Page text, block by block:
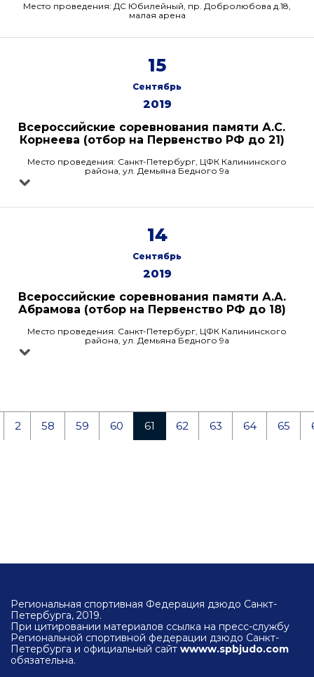
Место проведения: ДС Юбилейный, пр. Добролюбова д.18,
малая арена
15
Сентябрь
2019
Всероссийские соревнования памяти А.С.
Корнеева (отбор на Первенство РФ до 21)
Место проведения: Санкт-Петербург, ЦФК Калининского
района, ул. Демьяна Бедного 9а
14
Сентябрь
2019
Всероссийские соревнования памяти А.А.
Абрамова (отбор на Первенство РФ до 18)
Место проведения: Санкт-Петербург, ЦФК Калининского
района, ул. Демьяна Бедного 9а
2 58 59 60 61 62 63 64 65
Региональная спортивная Федерация дзюдо Санкт-
Петербурга, 2019.
При цитировании материалов ссылка на пресс-службу
Региональной спортивной федерации дзюдо Санкт-
Петербурга и официальный сайт wwww.spbjudo.com
обязательна.